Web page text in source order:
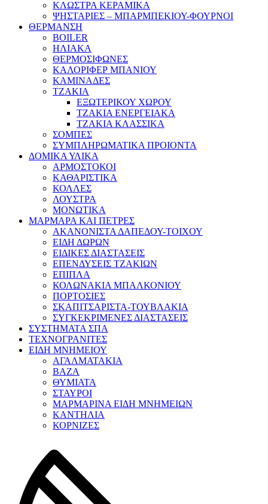
ΚΛΩΣΤΡΑ ΚΕΡΑΜΙΚΑ
ΨΗΣΤΑΡΙΕΣ – ΜΠΑΡΜΠΕΚΙΟΥ-ΦΟΥΡΝΟΙ
ΘΕΡΜΑΝΣΗ
BOILER
ΗΛΙΑΚΑ
ΘΕΡΜΟΣΙΦΩΝΕΣ
ΚΑΛΟΡΙΦΕΡ ΜΠΑΝΙΟΥ
ΚΑΜΙΝΑΔΕΣ
ΤΖΑΚΙΑ
ΕΞΩΤΕΡΙΚΟΥ ΧΩΡΟΥ
ΤΖΑΚΙΑ ΕΝΕΡΓΕΙΑΚΑ
ΤΖΑΚΙΑ ΚΛΑΣΣΙΚΑ
ΣΟΜΠΕΣ
ΣΥΜΠΛΗΡΩΜΑΤΙΚΑ ΠΡΟΙΟΝΤΑ
ΔΟΜΙΚΑ ΥΛΙΚΑ
ΑΡΜΟΣΤΟΚΟΙ
ΚΑΘΑΡΙΣΤΙΚΑ
ΚΟΛΛΕΣ
ΛΟΥΣΤΡΑ
ΜΟΝΩΤΙΚΑ
ΜΑΡΜΑΡΑ ΚΑΙ ΠΕΤΡΕΣ
ΑΚΑΝΟΝΙΣΤΑ ΔΑΠΕΔΟΥ-ΤΟΙΧΟΥ
ΕΙΔΗ ΔΩΡΩΝ
ΕΙΔΙΚΕΣ ΔΙΑΣΤΑΣΕΙΣ
ΕΠΕΝΔΥΣΕΙΣ ΤΖΑΚΙΩΝ
ΕΠΙΠΛΑ
ΚΟΛΩΝΑΚΙΑ ΜΠΑΛΚΟΝΙΟΥ
ΠΟΡΤΟΣΙΕΣ
ΣΚΑΠΙΤΣΑΡΙΣΤΑ-ΤΟΥΒΛΑΚΙΑ
ΣΥΓΚΕΚΡΙΜΕΝΕΣ ΔΙΑΣΤΑΣΕΙΣ
ΣΥΣΤΗΜΑΤΑ ΣΠΑ
ΤΕΧΝΟΓΡΑΝΙΤΕΣ
ΕΙΔΗ ΜΝΗΜΕΙΟΥ
ΑΓΑΛΜΑΤΑΚΙΑ
ΒΑΖΑ
ΘΥΜΙΑΤΑ
ΣΤΑΥΡΟΙ
ΜΑΡΜΑΡΙΝΑ ΕΙΔΗ ΜΝΗΜΕΙΩΝ
ΚΑΝΤΗΛΙΑ
ΚΟΡΝΙΖΕΣ